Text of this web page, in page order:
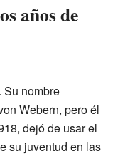
años de
Su nombre
Webern, pero él
dejó de usar el
su juventud en las